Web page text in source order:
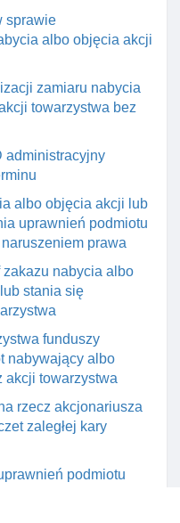
sprawie
albo objęcia akcji
zamiaru nabycia
towarzystwa bez
administracyjny
albo objęcia akcji lub
uprawnień podmiotu
prawa
nabycia albo
stania się
funduszy
nabywający albo
akcji towarzystwa
rzecz akcjonariusza
zaległej kary
podmiotu